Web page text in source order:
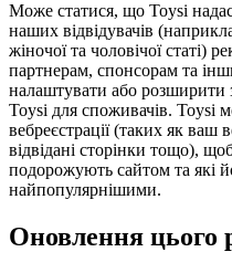
Може статися, що Toysi
наших відвідувачів
жіночої та чоловічої статі)
партнерам, спонсорам та
налаштувати або розширити
Toysi для споживачів. Toysi
вебреєстрації (таких як ваш
відвідані сторінки тощо),
подорожують сайтом та які
найпопулярнішими.
Оновлення цього